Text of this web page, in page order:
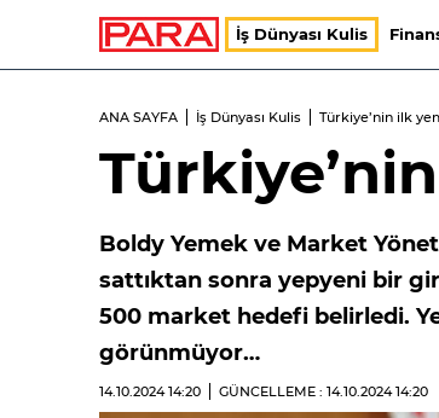
İş Dünyası Kulis
ANA SAYFA İş Dünyası Kulis Türkiye’nin ilk
Boldy Yemek ve Market
sattıktan sonra yepyeni bir
500 market hedefi belirledi.
görünmüyor…
14.10.202414:20 GÜNCELLEME : 14.10.202414:20